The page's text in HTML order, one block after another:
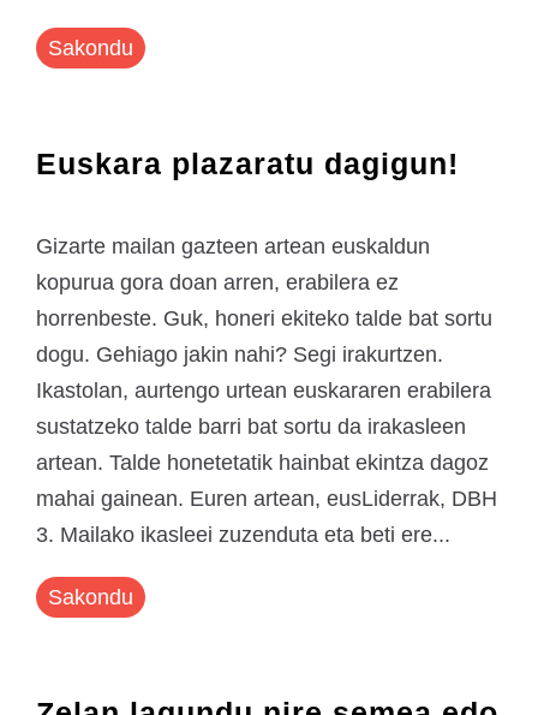
Sakondu
Euskara plazaratu dagigun!
Gizarte mailan gazteen artean euskaldun
kopurua gora doan arren, erabilera ez
horrenbeste. Guk, honeri ekiteko talde bat sortu
dogu. Gehiago jakin nahi? Segi irakurtzen.
Ikastolan, aurtengo urtean euskararen erabilera
sustatzeko talde barri bat sortu da irakasleen
artean. Talde honetetatik hainbat ekintza dagoz
mahai gainean. Euren artean, eusLiderrak, DBH
3. Mailako ikasleei zuzenduta eta beti ere...
Sakondu